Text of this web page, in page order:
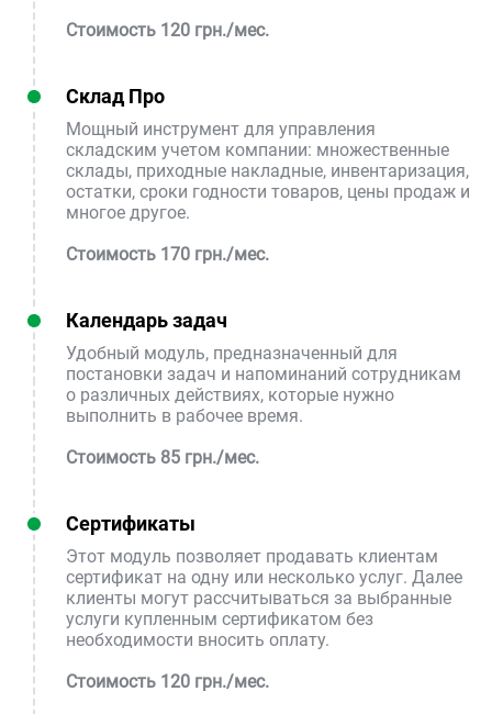
Стоимость 120 грн./мес.
Склад Про
Мощный инструмент для управления
складским учетом компании: множественные
склады, приходные накладные, инвентаризация,
остатки, сроки годности товаров, цены продаж и
многое другое.
Стоимость 170 грн./мес.
Календарь задач
Удобный модуль, предназначенный для
постановки задач и напоминаний сотрудникам
о различных действиях, которые нужно
выполнить в рабочее время.
Стоимость 85 грн./мес.
Сертификаты
Этот модуль позволяет продавать клиентам
сертификат на одну или несколько услуг. Далее
клиенты могут рассчитываться за выбранные
услуги купленным сертификатом без
необходимости вносить оплату.
Стоимость 120 грн./мес.